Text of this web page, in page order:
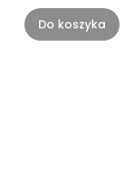
Do koszyka